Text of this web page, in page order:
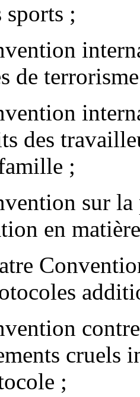
sports ;
de
des
;
sur
en
cruels
;